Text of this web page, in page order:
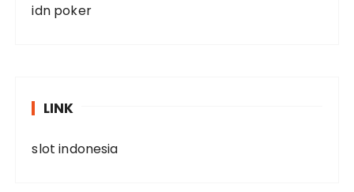
idn poker
LINK
slot indonesia